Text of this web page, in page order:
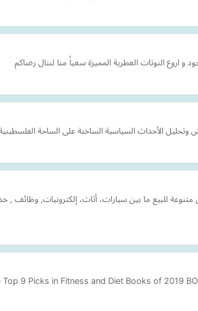
و اروع النوتات العطرية المميزة سعياً منا لننال رضاكم
الأحداث السياسية الساخنة على الساحة الفلسطينية
للبيع ما بين سيارات، أثاث، إلكترونيات,
Top 9 Picks in Fitness and Diet Books of 2019